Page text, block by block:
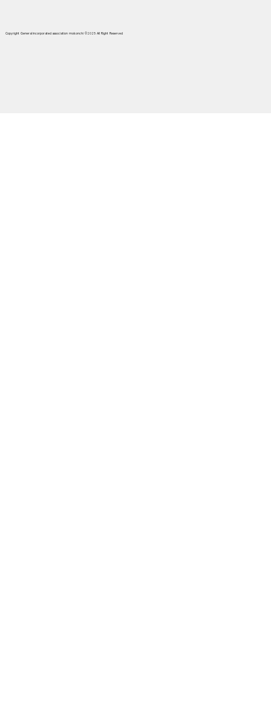
Copyright General incorporated association mokonchi ©2025 AII Right Reserved